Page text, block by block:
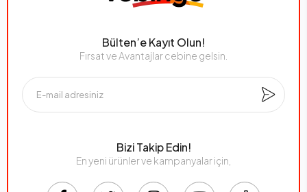
Bülten’e Kayıt Olun!
Fırsat ve Avantajlar cebine gelsin.
Bizi Takip Edin!
En yeni ürünler ve kampanyalar için,